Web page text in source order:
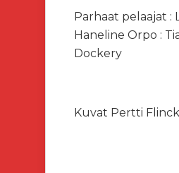
Parhaat pelaajat :
Haneline Orpo :
Dockery
Kuvat Pertti Flinck